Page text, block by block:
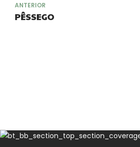
ANTERIOR
PÊSSEGO